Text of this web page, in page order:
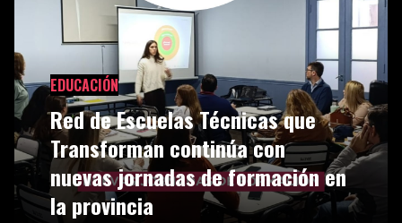
EDUCACIÓN
Red de Escuelas Técnicas que
Transforman continúa con
nuevas jornadas de formación en
la provincia